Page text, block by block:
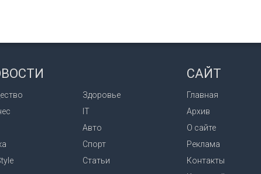
Здоровье
IT
Авто
Спорт
Статьи
САЙТ
Главная
Архив
О сайте
Реклама
Контакты